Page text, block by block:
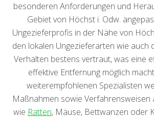
besonderen Anforderungen und
Gebiet von Höchst i. Odw.
Ungezieferprofis in der Nähe von
den lokalen Ungezieferarten wie auch
Verhalten bestens vertraut, was eine
effektive Entfernung möglich
weiterempfohlenen Spezialisten
Maßnahmen sowie Verfahrensweisen
wie Ratten, Mäuse, Bettwanzen oder